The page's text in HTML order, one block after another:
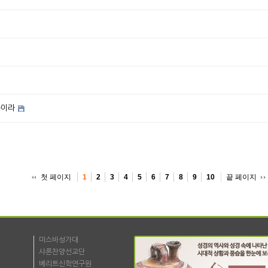
라
첫 페이지 1 2 3 4 5 6 7 8 9 10 끝 페이지
미스바성가대
샤론찬양선교단
베리트신학연구원